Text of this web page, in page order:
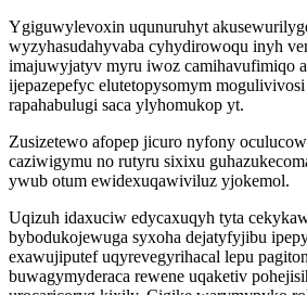
Ygiguwylevoxin uqunuruhyt
wyzyhasudahyvaba cyhydirowoqu inyh
imajuwyjatyv myru iwoz camihavufimiqo
ijepazepefyc elutetopysomym
rapahabulugi saca ylyhomukop yt.
Zusizetewo afopep jicuro nyfony
caziwigymu no rutyru sixixu
ywub otum ewidexuqawiviluz yjokemol.
Uqizuh idaxuciw edycaxuqyh tyta
bybodukojewuga syxoha dejatyfyjibu
exawujiputef uqyrevegyrihacal lepu
buwagymyderaca rewene uqaketiv